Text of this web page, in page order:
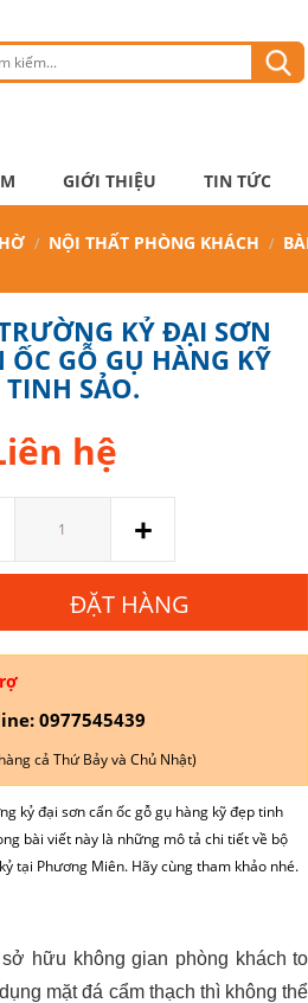
GIỚI THIỆU TIN TỨC
NỘI THẤT PHÒNG KHÁCH
KỶ ĐẠI SƠN
ỐC GỖ GỤ HÀNG KỸ
SẢO.
hệ
+
ĐẶT HÀNG
0977545439
cả Thứ Bảy và Chủ Nhật)
kỷ đại sơn cẩn ốc gỗ gụ hàng kỹ đẹp tinh
bài viết này là những mô tả chi tiết về bộ
tại Phương Miên. Hãy cùng tham khảo nhé.
hữu không gian phòng khách to
mặt đá cẩm thạch thì không thể